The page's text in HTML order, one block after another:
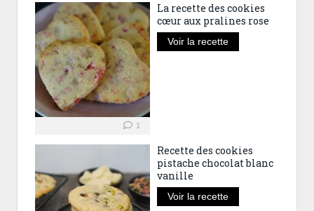
1
La recette des cookies
cœur aux pralines rose
Voir la recette
Recette des cookies
pistache chocolat blanc
vanille
Voir la recette